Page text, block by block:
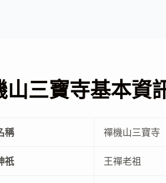
山三寶寺基本資
稱 禪機山三寶寺
祇 王禪老祖